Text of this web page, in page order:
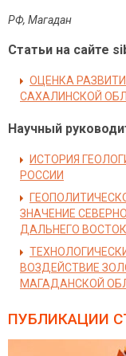
РФ, Магадан
Статьи на сайте
ОЦЕНКА
САХАЛИНСКОЙ
Научный
ИСТОРИЯ
РОССИИ
ЗНАЧЕНИЕ
ДАЛЬНЕГО
ВОЗДЕЙСТВИЕ
МАГАДАНСКОЙ
ПУБЛИКАЦИИ